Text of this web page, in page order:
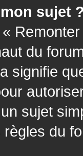
sujet
du
signifie
sujet
du